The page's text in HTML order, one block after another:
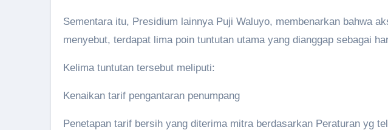
Sementara itu, Presidium lainnya Puji Waluyo, membenarkan bahwa
menyebut, terdapat lima poin tuntutan utama yang dianggap sebagai
Kelima tuntutan tersebut meliputi:
Kenaikan tarif pengantaran penumpang
Penetapan tarif bersih yang diterima mitra berdasarkan Peraturan yg